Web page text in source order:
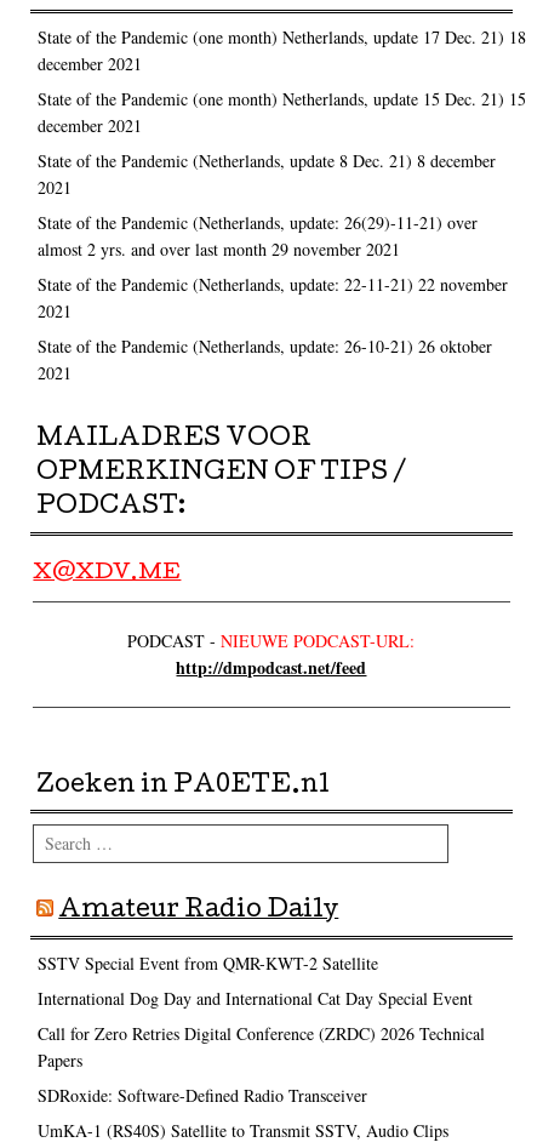
State of the Pandemic (one month) Netherlands, update 17 Dec. 21) 18
december 2021
State of the Pandemic (one month) Netherlands, update 15 Dec. 21) 15
december 2021
State of the Pandemic (Netherlands, update 8 Dec. 21) 8 december
2021
State of the Pandemic (Netherlands, update: 26(29)-11-21) over
almost 2 yrs. and over last month 29 november 2021
State of the Pandemic (Netherlands, update: 22-11-21) 22 november
2021
State of the Pandemic (Netherlands, update: 26-10-21) 26 oktober
2021
MAILADRES VOOR
OPMERKINGEN OF TIPS /
PODCAST:
X@XDV.ME
PODCAST -NIEUWE PODCAST-URL:
http://dmpodcast.net/feed
Zoeken in PA0ETE.nl
Search
Amateur Radio Daily
SSTV Special Event from QMR-KWT-2 Satellite
International Dog Day and International Cat Day Special Event
Call for Zero Retries Digital Conference (ZRDC) 2026 Technical
Papers
SDRoxide: Software-Defined Radio Transceiver
UmKA-1 (RS40S) Satellite to Transmit SSTV, Audio Clips